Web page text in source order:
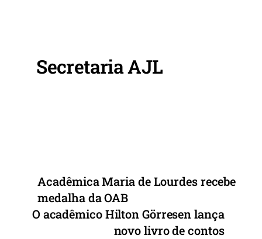
o
o
p
p
Secretaria AJL
Acadêmica Maria de Lourdes recebe
medalha da OAB
O acadêmico Hilton Görresen lança
novo livro de contos